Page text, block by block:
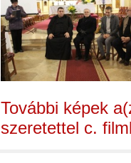
További képek
szeretettel c.